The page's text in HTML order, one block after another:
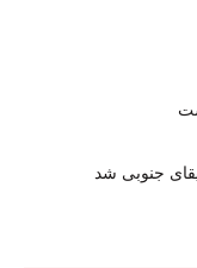
جنوبی شد